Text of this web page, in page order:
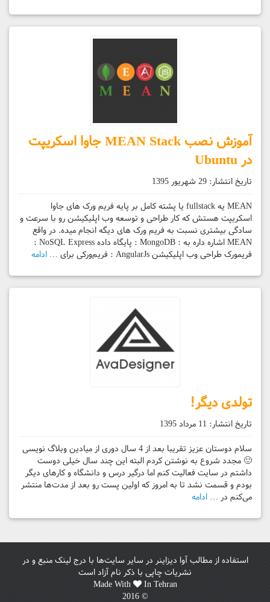
آموزش نصب MEAN Stack جاوا اسکریپت
در Ubuntu
تاریخ انتشار: 29 شهریور 1395
MEAN یه fullstack یا پشته کامل بر پایه فریم ورک های جاوا
اسکریپت هستش که کار طراحی و توسعه وب اپلیکیشن رو با سرعت و
سادگی بیشتری نسبت به فریم ورک های دیگه انجام میده. در واقع
MEAN اشاره داره به : MongoDB : پایگاه داده NoSQL Express :
فریمورک طراحی وب اپلیکیشن AngularJs : فریم‌ورکی برای …
ادامه
تولدی دیگر!
تاریخ انتشار: 11 مرداد 1395
سلام دوستان عزیز تقریبا بعد از 4 سال دوری از میادین وبلاگ نویسی
🙂 مجدد شروع به نوشتن کردم البته این چند سال خیلی دوست
داشتم در سایت فعالیت کنم اما درگیر درس و دانشگاه و کار‌های دیگر
بودم و قسمت نشد تا به امروز که اولین پست رو بعد از مدت‌ها منتشر
می‌کنم در … ادامه
استفاده از مطالب آوا دیزاینر در سایر سایت‌ها با درج لینک منبع و در
نشریات چاپی با ذکر نام آزاد است
Made With
In Tehran
© 2016